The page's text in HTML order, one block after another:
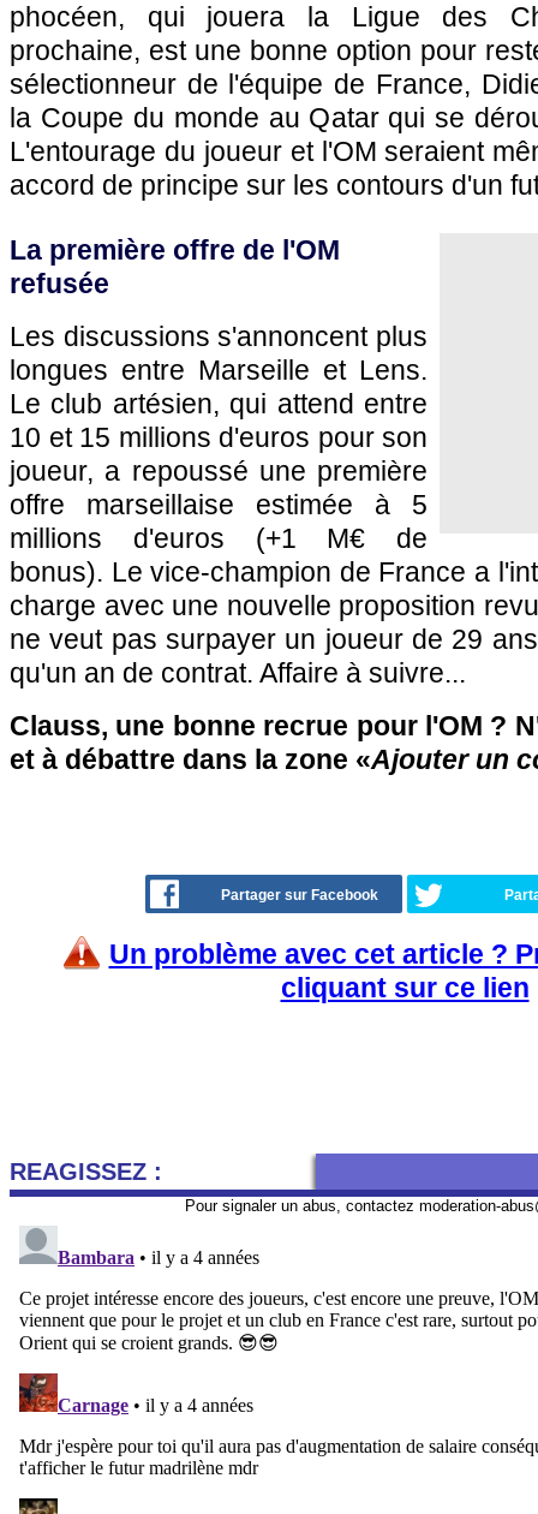
phocéen, qui jouera la Ligue des
prochaine, est une bonne option pour
sélectionneur de l'équipe de France,
la Coupe du monde au Qatar qui se
L'entourage du joueur et l'OM seraient
accord de principe sur les contours d'un
La première offre de l'OM
refusée
Les discussions s'annoncent plus
longues entre Marseille et Lens.
Le club artésien, qui attend entre
10 et 15 millions d'euros pour son
joueur, a repoussé une première
offre marseillaise estimée à 5
millions d'euros (+1 M€ de
bonus). Le vice-champion de France a
charge avec une nouvelle proposition
ne veut pas surpayer un joueur de 29
qu'un an de contrat. Affaire à suivre...
Clauss, une bonne recrue pour l'OM ?
et à débattre dans la zone «Ajouter un
Partager sur Facebook
Un problème avec cet article ?
cliquant sur ce lien
REAGISSEZ :
Pour signaler un abus, contactez moderation-